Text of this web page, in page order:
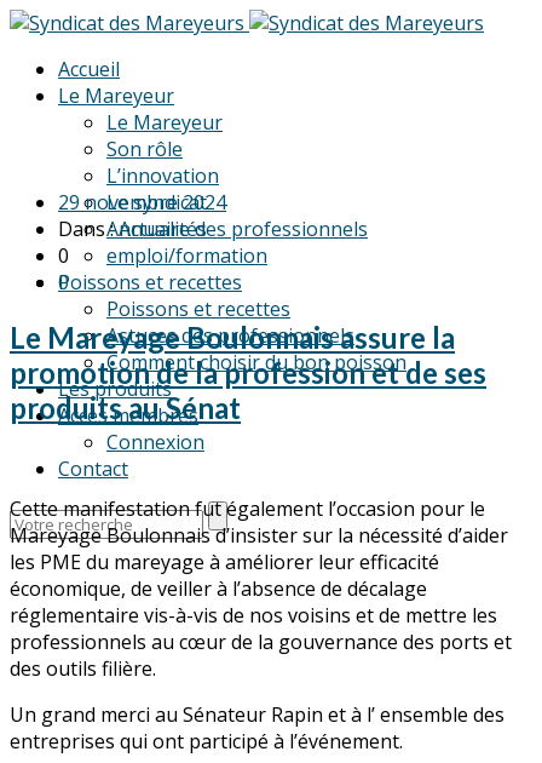
Accueil
Le Mareyeur
Le Mareyeur
Son rôle
L’innovation
Le syndicat
Annuaire des professionnels
emploi/formation
Poissons et recettes
Poissons et recettes
Astuces des professionnels
Comment choisir du bon poisson
Les produits
Accès membres
Connexion
Contact
Search
for:
29 novembre 2024
Dans :Actualités
0
0
Le Mareyage Boulonnais assure la
promotion de la profession et de ses
produits au Sénat
Cette manifestation fut également l’occasion pour le
Mareyage Boulonnais d’insister sur la nécessité d’aider
les PME du mareyage à améliorer leur efficacité
économique, de veiller à l’absence de décalage
réglementaire vis-à-vis de nos voisins et de mettre les
professionnels au cœur de la gouvernance des ports et
des outils filière.
Un grand merci au Sénateur Rapin et à l’ ensemble des
entreprises qui ont participé à l’événement.